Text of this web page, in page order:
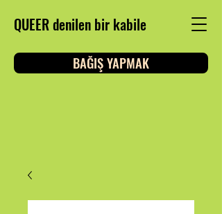
QUEER denilen bir kabile
BAĞIŞ YAPMAK